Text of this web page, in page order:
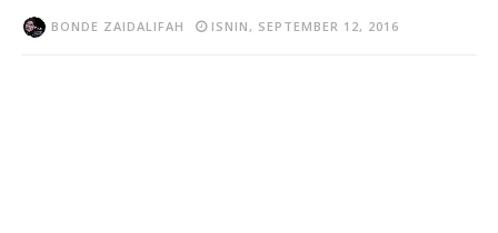
BONDE ZAIDALIFAH ISNIN, SEPTEMBER 12, 2016